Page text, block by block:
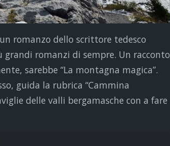
romanzo dello scrittore tedesco
romanzi di sempre. Un racconto
sarebbe “La montagna magica”.
guida la rubrica “Cammina
delle valli bergamasche con a fare